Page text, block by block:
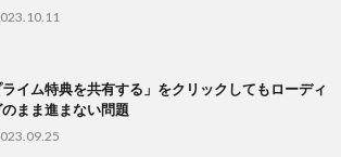
ライム特典を共有する」をクリックしてもローディ
まま進まない問題